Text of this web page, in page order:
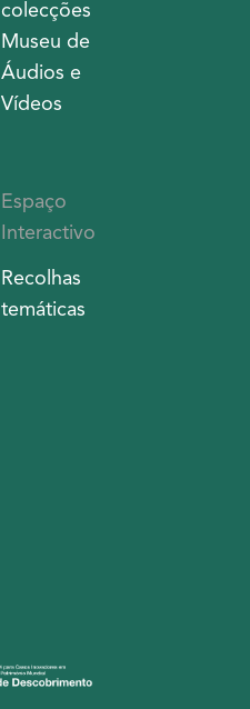
colecções
Museu de
Áudios e
Vídeos
Espaço
Interactivo
Recolhas
temáticas